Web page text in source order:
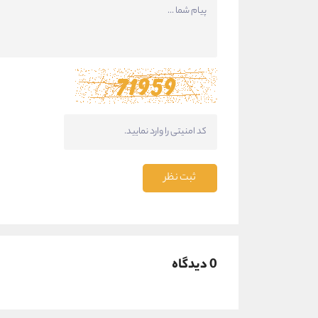
ثبت نظر
0 دیدگاه